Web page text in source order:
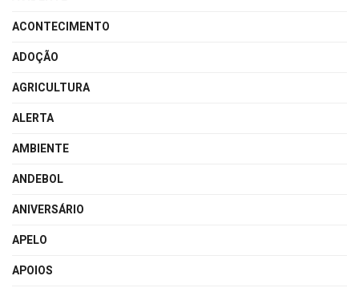
ACONTECIMENTO
ADOÇÃO
AGRICULTURA
ALERTA
AMBIENTE
ANDEBOL
ANIVERSÁRIO
APELO
APOIOS